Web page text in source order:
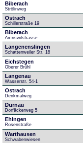
Biberach
Strölinweg
Ostrach
Schillerstraße 19
Biberach
Amriswilstrasse
Langenenslingen
Schattenweiler Str. 18
Eichstegen
Oberer Brühl
Langenau
Wasserstr. 54-1
Ostrach
Denkmalweg
Dürnau
Dorfäckerweg 5
Ehingen
Rosenstraße
Warthausen
Schwabenwiesen